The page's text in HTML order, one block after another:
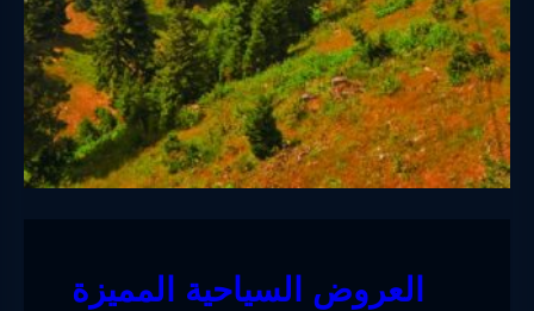
العروض السياحية المميزة